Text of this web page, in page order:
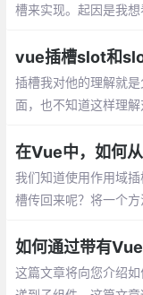
槽来实现。起因是我
vue插槽slot和
插槽我对他的理解就
面，也不知道这样理
在Vue中，如何
我们知道使用作用域
槽传回来呢？将一个
如何通过带有
这篇文章将向您介绍